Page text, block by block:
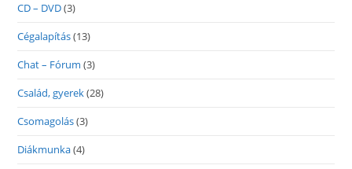
CD – DVD(3)
Cégalapítás(13)
Chat – Fórum (3)
Család, gyerek(28)
Csomagolás(3)
Diákmunka(4)